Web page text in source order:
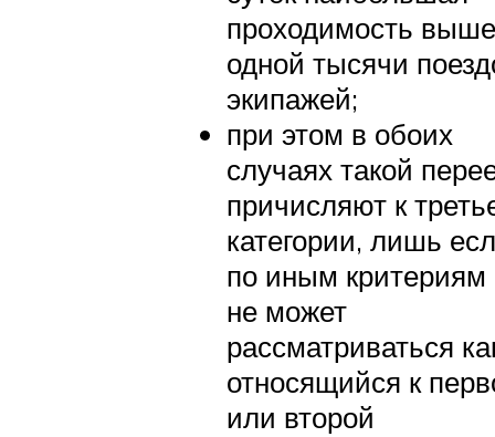
проходимость выше
одной тысячи
экипажей;
при этом в обоих
случаях такой
причисляют к
категории, лишь
по иным критериям
не может
рассматриваться
относящийся к
или второй